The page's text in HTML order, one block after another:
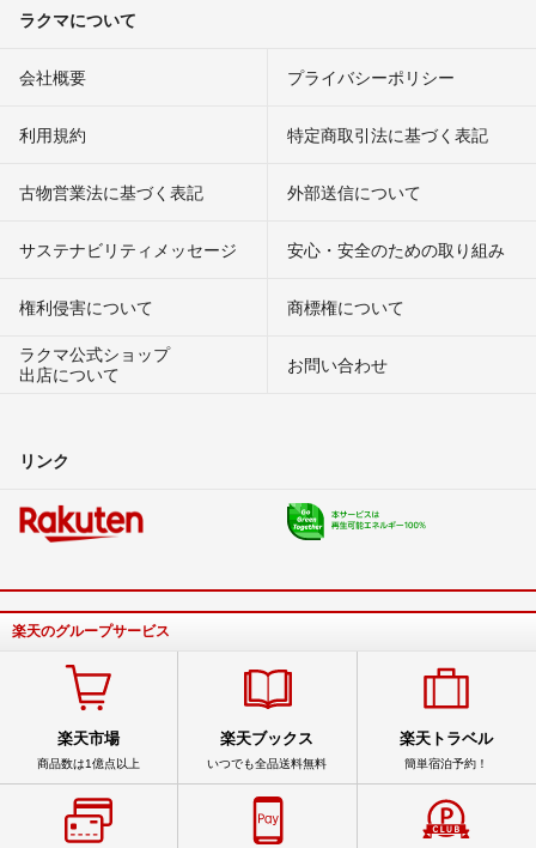
ラクマについて
会社概要 プライバシーポリシー
利用規約 特定商取引法に基づく表記
古物営業法に基づく表記 外部送信について
サステナビリティメッセージ 安心・安全のための取り組み
権利侵害について
商標権について
ラクマ公式ショップ
出店について
お問い合わせ
リンク
楽天のグループサービス
楽天市場
商品数は1億点以上
楽天ブックス
いつでも全品送料無料
楽天トラベル
簡単宿泊予約！